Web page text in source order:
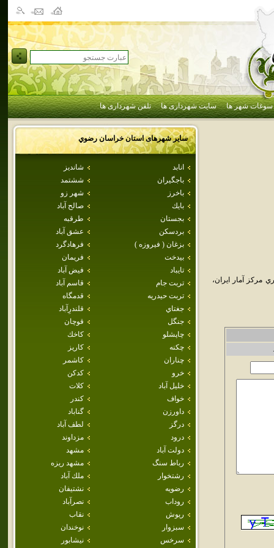
سوغات شهر ها سایت شهرداری ها تلفن شهرداری ها
سایر شهرهای استانخراسان رضوي
انابد
شانديز
باجگيران
ششتمد
باخرز
شهر زو
بايك
صالح آباد
بجستان
طرقبه
بردسكن
عشق آباد
بزغان ( فيروزه )
فرهادگرد
بيدخت
فريمان
تايباد
فيض آباد
تربت جام
قاسم آباد
تربت حيدريه
قدمگاه
جغتاي
قلندرِآباد
جنگل
قوچان
چاپشلو
كاخك
چکنه
كاريز
چناران
كاشمر
خرو
كدكن
خليل آباد
كلات
خواف
كندر
داورزن
گناباد
درگز
لطف آباد
درود
مزداوند
دولت آباد
مشهد
رباط سنگ
مشهد ريزه
رشتخوار
ملك آباد
رضويه
نشتيفان
روداب
نصرآباد
ريوش
نقاب
سبزوار
نوخندان
سرخس
نيشابور
آمار ايران،